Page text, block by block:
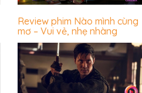
Review phim Nào mình cùng
mơ – Vui vẻ, nhẹ nhàng